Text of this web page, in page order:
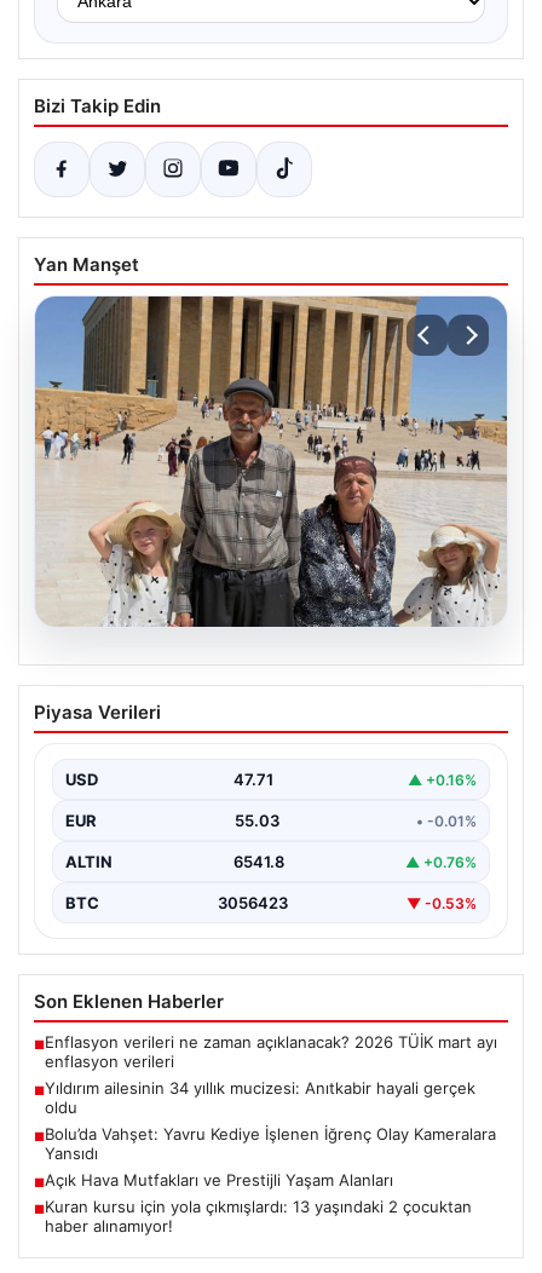
Bizi Takip Edin
Yan Manşet
05.08.2026
Yıldırım ailesinin 34 yıllık mucizesi:
Anıtkabir hayali gerçek oldu
Zeynep Yıldırım (59), tam 34 yıl boyunca…
Piyasa Verileri
USD 47.71 ▲ +0.16%
EUR 55.03 • -0.01%
ALTIN 6541.8 ▲ +0.76%
BTC 3056423 ▼ -0.53%
Son Eklenen Haberler
■Enflasyon verileri ne zaman açıklanacak? 2026 TÜİK mart ayı
enflasyon verileri
■Yıldırım ailesinin 34 yıllık mucizesi: Anıtkabir hayali gerçek
oldu
■Bolu’da Vahşet: Yavru Kediye İşlenen İğrenç Olay Kameralara
Yansıdı
■Açık Hava Mutfakları ve Prestijli Yaşam Alanları
■Kuran kursu için yola çıkmışlardı: 13 yaşındaki 2 çocuktan
haber alınamıyor!